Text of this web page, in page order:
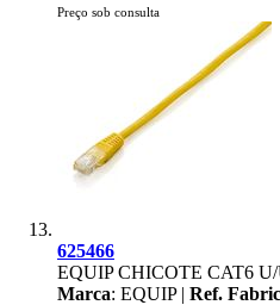
Preço sob consulta
625466
EQUIP CHICOTE CAT6
Marca: EQUIP | Ref.